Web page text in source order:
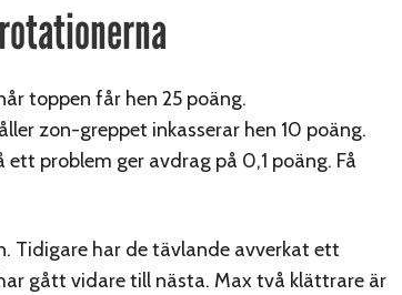
toppen får hen 25 poäng.
zon-greppet inkasserar hen 10 poäng.
ett problem ger avdrag på 0,1 poäng. Få
Tidigare har de tävlande avverkat ett
gått vidare till nästa. Max två klättrare är